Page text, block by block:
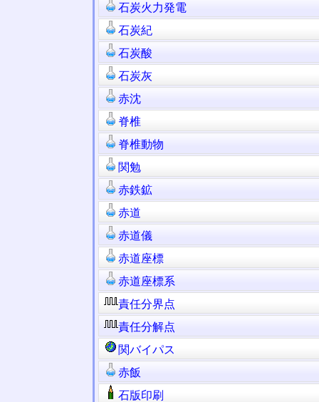
石炭火力発電
石炭紀
石炭酸
石炭灰
赤沈
脊椎
脊椎動物
関勉
赤鉄鉱
赤道
赤道儀
赤道座標
赤道座標系
責任分界点
責任分解点
関バイパス
赤飯
石版印刷